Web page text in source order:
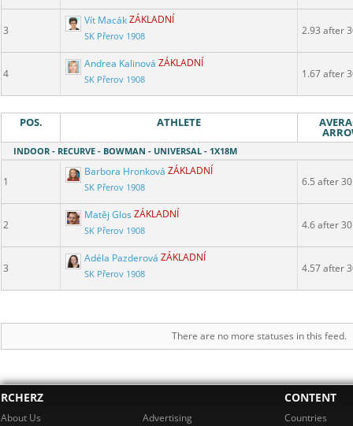
3
Vít MacákZÁKLADNÍ
SK Přerov 1908 2.93 after
4
Andrea Kalinová ZÁKLADNÍ
SK Přerov 1908 1.67 after
POS. ATHLETE
INDOOR - RECURVE - BOWMAN - UNIVERSAL - 1X18M
1
Barbora Hronková ZÁKLADNÍ
SK Přerov 1908 6.5 after 30
2
Matěj Glos ZÁKLADNÍ
SK Přerov 1908 4.6 after 30
3
Adéla Pazderová ZÁKLADNÍ
SK Přerov 1908 4.57 after
There are no more statuses in this feed.
RCHERZ
About Us
Advertising
CONTENT
Countries